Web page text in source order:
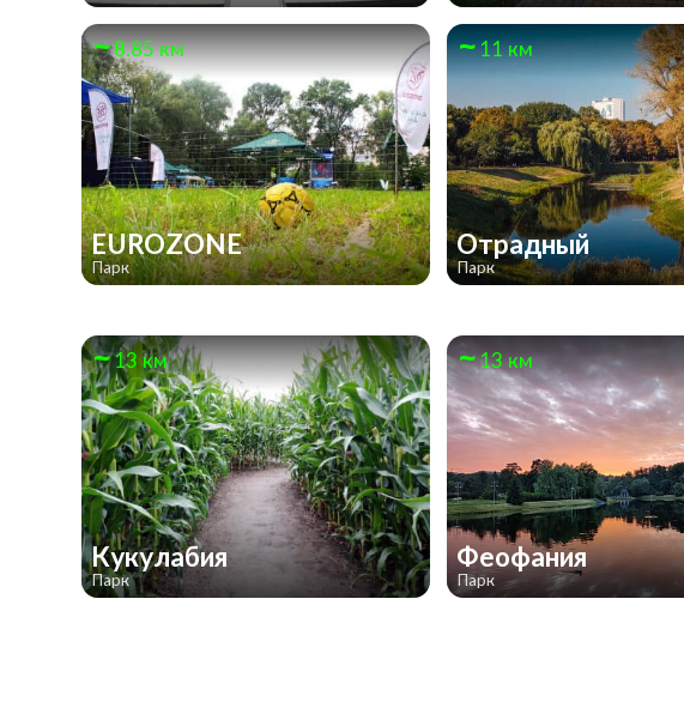
8.85 км
EUROZONE
Парк
11 км
Отрадный
Парк
13 км
Кукулабия
Парк
13 км
Феофания
Парк